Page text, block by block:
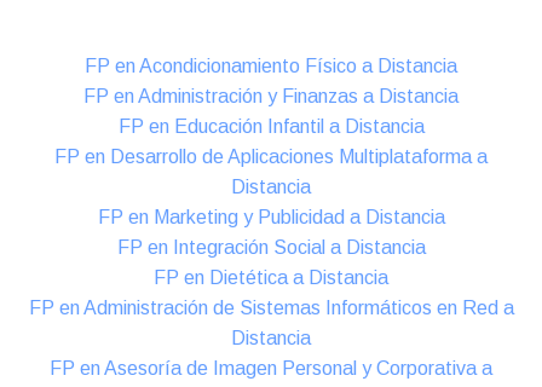
FP en Acondicionamiento Físico a Distancia
FP en Administración y Finanzas a Distancia
FP en Educación Infantil a Distancia
FP en Desarrollo de Aplicaciones Multiplataforma a
Distancia
FP en Marketing y Publicidad a Distancia
FP en Integración Social a Distancia
FP en Dietética a Distancia
FP en Administración de Sistemas Informáticos en Red a
Distancia
FP en Asesoría de Imagen Personal y Corporativa a